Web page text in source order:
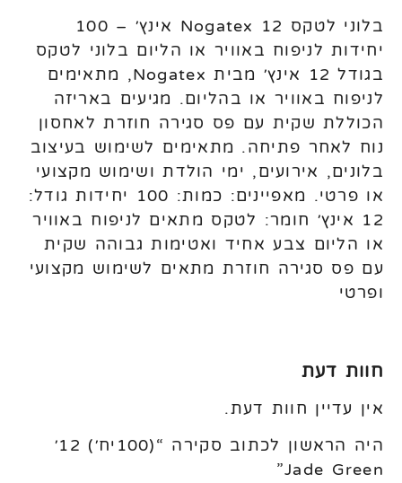
בלוני לטקס Nogatex 12 אינץ׳ – 100
יחידות לניפוח באוויר או הליום בלוני לטקס
בגודל 12 אינץ׳ מבית Nogatex, מתאימים
לניפוח באוויר או בהליום. מגיעים באריזה
הכוללת שקית עם פס סגירה חוזרת לאחסון
נוח לאחר פתיחה. מתאימים לשימוש בעיצוב
בלונים, אירועים, ימי הולדת ושימוש מקצועי
או פרטי. מאפיינים: כמות: 100 יחידות גודל:
12 אינץ׳ חומר: לטקס מתאים לניפוח באוויר
או הליום צבע אחיד ואטימות גבוהה שקית
עם פס סגירה חוזרת מתאים לשימוש מקצועי
ופרטי
חוות דעת
אין עדיין חוות דעת.
היה הראשון לכתוב סקירה “(100יח׳) 12׳
Jade Green”